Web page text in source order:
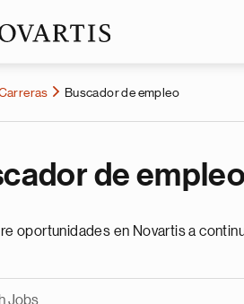
Buscador de empleo
de empleo
oportunidades en Novartis a